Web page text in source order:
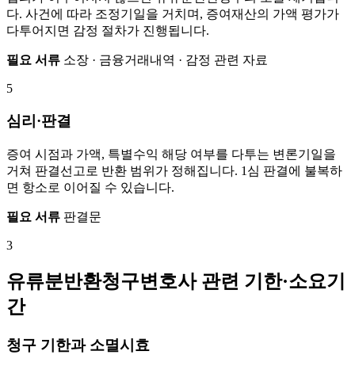
다. 사건에 따라 조정기일을 거치며, 증여재산의 가액 평가가
다투어지면 감정 절차가 진행됩니다.
필요 서류 소장 · 금융거래내역 · 감정 관련 자료
5
심리·판결
증여 시점과 가액, 특별수익 해당 여부를 다투는 변론기일을
거쳐 판결선고로 반환 범위가 정해집니다. 1심 판결에 불복하
면 항소로 이어질 수 있습니다.
필요 서류 판결문
3
유류분반환청구변호사 관련 기한·소요기
간
청구 기한과 소멸시효